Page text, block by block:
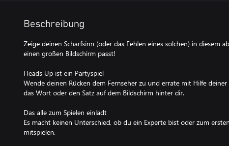
Beschreibung
Zeige deinen Scharfsinn (oder das Fehlen eines solchen) in diesem
einen großen Bildschirm passt!
Heads Up ist ein Partyspiel
Wende deinen Rücken dem Fernseher zu und errate mit Hilfe
das Wort oder den Satz auf dem Bildschirm hinter dir.
Das alle zum Spielen einlädt
Es macht keinen Unterschied, ob du ein Experte bist oder zum
mitspielen.